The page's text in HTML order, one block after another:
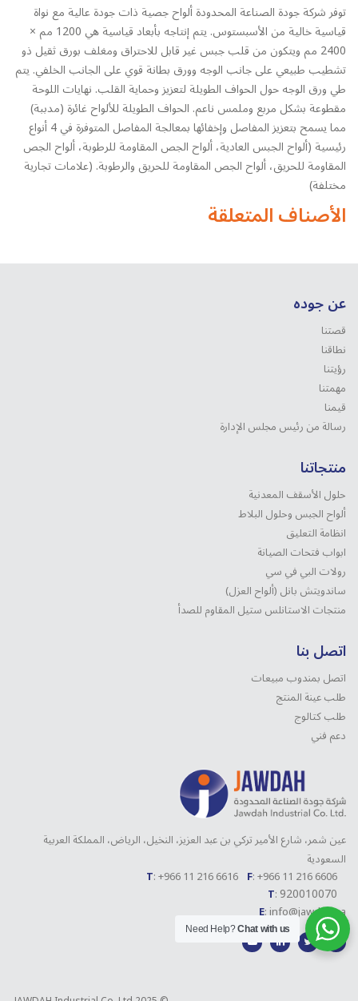
توفر شركة جودة الصناعة المحدودة ألواح جصية ذات جودة عالية مع نواة
قياسية خالية من الأسبستوس. يتم إنتاجه بأبعاد قياسية هي 1200 مم ×
2400 مم ويتكون من قلب جبس غير قابل للاحتراق ومغلف بورق ثقيل ذو
تشطيب طبيعي على جانب الوجه وورق بطانة قوي على الجانب الخلفي. يتم
طي ورق الوجه حول الحواف الطويلة لتعزيز وحماية القلب. نهايات اللوحة
مقطوعة بشكل مربع وملمس ناعم. الحواف الطويلة للألواح غائرة (مدببة)
مما يسمح بتعزيز المفاصل وإخفائها بمعالجة المفاصل المتوفرة في 4 أنواع
رئيسية (ألواح الجبس العادية، ألواح الجص المقاومة للرطوبة، ألواح الجص
المقاومة للحريق، ألواح الجص المقاومة للحريق والرطوبة. (علامات تجارية
مختلفة)
الأصناف المتعلقة
عن جوده
قصتنا
نطاقنا
رؤيتنا
مهمتنا
قيمنا
رسالة من رئيس مجلس الإدارة
منتجاتنا
حلول الأسقف المعدنية
ألواح الجبس وحلول البلاط
انظامة التعليق
ابواب فتحات الصيانة
رولات البي في سي
ساندويتش بانل (ألواح العزل)
منتجات الاستانلس ستیل المقاوم للصدأ
اتصل بنا
اتصل بمندوب مبيعات
طلب عينة المنتج
طلب كتالوج
دعم فني
عين شمر، شارع الأمير تركي بن عبد العزيز، النخيل، الرياض، المملكة العربية
السعودية
T: +966 11 216 6616 F: +966 11 216 6606
T:920010070
E: info@jawdah.sa
Need Help?Chat with us